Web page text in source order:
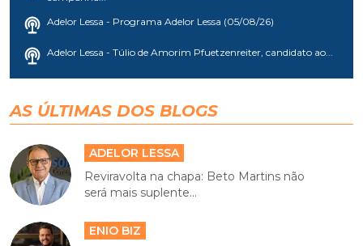
Adelor Lessa - Programa Adelor Lessa (05/08/26)
Adelor Lessa - Túlio de Amorim Pfuetzenreiter, candidato ao...
AS ÚLTIMAS DOS BLOGS
ADELOR LESSA
Reviravolta na chapa: Beto Martins não
será mais suplente...
ENIO BIZ